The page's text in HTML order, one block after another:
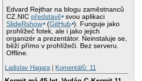
Edvard Rejthar na blogu zaměstnanců
CZ.NIC představil
svou aplikaci
SlideRshow
(GitHub ). Funguje jako
prohlížeč fotek, ale i jako jejich
organizér a prezentátor. Neinstaluje se,
běží přímo v prohlížeči. Bez serveru.
Offline.
Ladislav Hagara| Komentářů: 11